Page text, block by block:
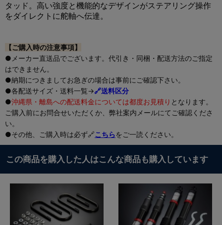
タッド。高い強度と機能的なデザインがステアリング操作
をダイレクトに舵軸へ伝達。
【ご購入時の注意事項】
●メーカー直送品でございます。代引き・同梱・配送方法のご指定
はできません。
●納期につきましてお急ぎの場合は事前にご確認下さい。
●各配送サイズ・送料一覧→🔗送料区分
●沖縄県・離島への配送料金については都度お見積り となります。
ご購入前にお問合せいただくか、弊社案内メールにてご確認くださ
い。
●その他、ご購入時は必ず🔗こちらをご一読ください。
この商品を購入した人はこんな商品も購入しています